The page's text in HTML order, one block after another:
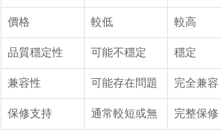
價格 較低 較高
品質穩定性 可能不穩定 穩定
兼容性 可能存在問題 完全兼容
保修支持 通常較短或無 完整保修